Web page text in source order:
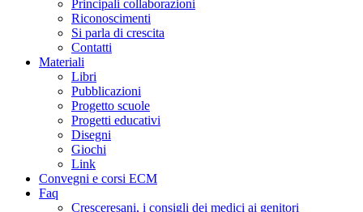
Principali collaborazioni
Riconoscimenti
Si parla di crescita
Contatti
Materiali
Libri
Pubblicazioni
Progetto scuole
Progetti educativi
Disegni
Giochi
Link
Convegni e corsi ECM
Faq
Cresceresani, i consigli dei medici ai genitori